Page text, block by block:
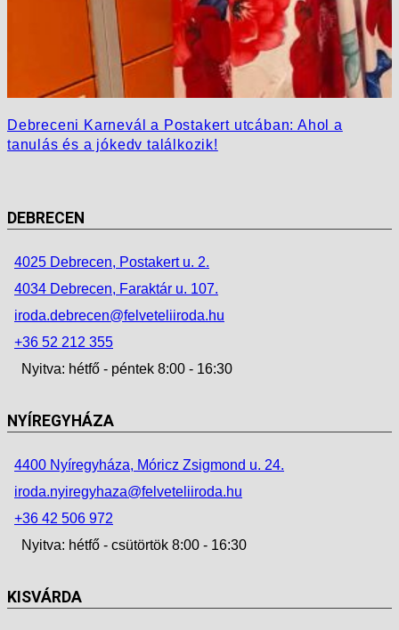
Debreceni Karnevál a Postakert utcában: Ahol a
tanulás és a jókedv találkozik!
DEBRECEN
4025 Debrecen, Postakert u. 2.
4034 Debrecen, Faraktár u. 107.
iroda.debrecen@felveteliiroda.hu
+36 52 212 355
Nyitva: hétfő - péntek 8:00 - 16:30
NYÍREGYHÁZA
4400 Nyíregyháza, Móricz Zsigmond u. 24.
iroda.nyiregyhaza@felveteliiroda.hu
+36 42 506 972
Nyitva: hétfő - csütörtök 8:00 - 16:30
KISVÁRDA